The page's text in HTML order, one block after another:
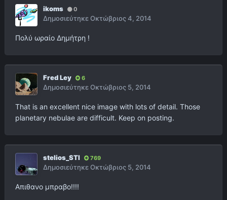
ikoms 0
ΔημοσιεύτηκεΟκτώβριος 4, 2014
Πολύ ωραίο Δημήτρη !
Fred Ley 6
ΔημοσιεύτηκεΟκτώβριος 5, 2014
That is an excellent nice image with lots of detail. Those
planetary nebulae are difficult. Keep on posting.
stelios_STI 769
ΔημοσιεύτηκεΟκτώβριος 5, 2014
Απιθανο μπραβο!!!!